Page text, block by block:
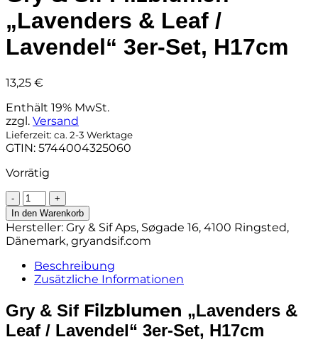
„Lavenders & Leaf /
Lavendel“ 3er-Set, H17cm
13,25 €
Enthält 19% MwSt.
zzgl. Versand
Lieferzeit: ca. 2-3 Werktage
GTIN: 5744004325060
Vorrätig
Gry
&
Sif
Filzblumen
„Lavenders
&
Leaf
Lavendel“
3er-
Set,
In den Warenkorb
Hersteller: Gry & Sif Aps, Søgade 16, 4100 Ringsted,
Dänemark, gryandsif.com
Beschreibung
Zusätzliche Informationen
Gry & Sif Filzblumen „Lavenders &
Leaf / Lavendel“ 3er-Set, H17cm